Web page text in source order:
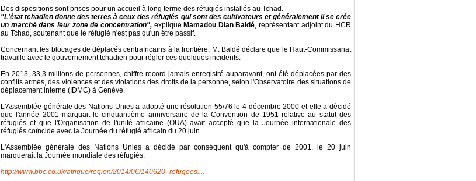
Des dispositions sont prises pour un accueil à long terme des réfugiés installés au Tchad.
"L'état tchadien donne des terres à ceux des réfugiés qui sont des cultivateurs et généralement il se crée
un marché dans leur zone de concentration",explique Mamadou Dian Baldé, représentant adjoint du HCR
au Tchad, soutenant que le réfugié n'est pas qu'un être passif.
Concernant les blocages de déplacés centrafricains à la frontière, M. Baldé déclare que le Haut-Commissariat
travaille avec le gouvernement tchadien pour régler ces quelques incidents.
En 2013, 33,3 millions de personnes, chiffre record jamais enregistré auparavant, ont été déplacées par des
conflits armés, des violences et des violations des droits de la personne, selon l'Observatoire des situations de
déplacement interne (IDMC) à Genève.
L'Assemblée générale des Nations Unies a adopté une résolution 55/76 le 4 décembre 2000 et elle a décidé
que l'année 2001 marquait le cinquantième anniversaire de la Convention de 1951 relative au statut des
réfugiés et que l'Organisation de l'unité africaine (OUA) avait accepté que la Journée internationale des
réfugiés coïncide avec la Journée du réfugié africain du 20 juin.
L'Assemblée générale des Nations Unies a décidé par conséquent qu'à compter de 2001, le 20 juin
marquerait la Journée mondiale des réfugiés.
http://www.bbc.co.uk/afrique/region/2014/06/140620_refugees....